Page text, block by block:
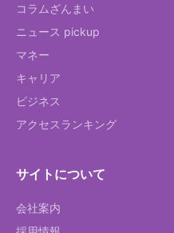
コラムざんまい
ニュース pickup
マネー
キャリア
ビジネス
アクセスランキング
サイトについて
会社案内